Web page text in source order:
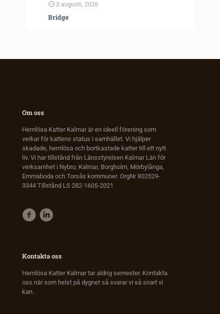
3 augusti, 2026
Bridge
Om oss
Hemlösa Katter Kalmar är en ideell förening som
verkar för kattens status i samhället. Vi hjälper
skadade, hemlösa och bortkastade katter till ett nytt
liv. Vi har tillstånd från Länsstyrelsen Kalmar Län för
verksamhet i Nybro, Kalmar, Borgholm, Mörbylånga,
Emmaboda och Torsås kommuner. OrgNr 802529-
3344 Tillstånd LS 282-1605-2021
Kontakta oss
Hemlösa Katter Kalmar tar aldrig semester. Kontakta
oss när som helst på dygnet så svarar vi så snart vi
kan.